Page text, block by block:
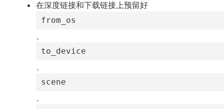
在深度链接和下载链接上预留好
from_os
、
to_device
、
scene
、